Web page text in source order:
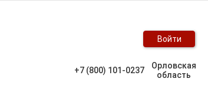
Войти
+7 (800) 101-0237
Орловская
область